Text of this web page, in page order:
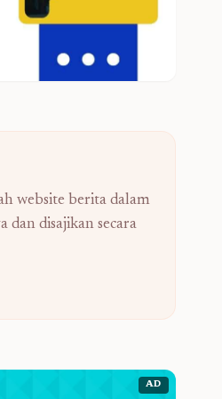
website berita dalam
dan disajikan secara
AD